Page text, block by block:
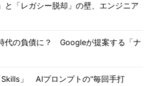
「レガシー脱却」の壁、エンジニア
代の負債に？ Googleが提案する「ナ
」 AIプロンプトの“毎回手打